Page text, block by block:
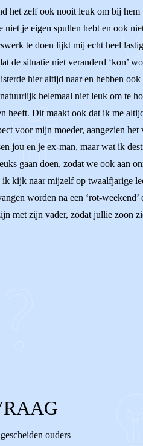
het zelf ook nooit leuk om bij
je eigen spullen hebt en ook
te doen lijkt mij echt heel
de situatie niet veranderd ‘kon’
hier altijd naar en hebben
helemaal niet leuk om te
heeft. Dit maakt ook dat ik me
voor mijn moeder, aangezien
jou en je ex-man, maar wat ik
gaan doen, zodat we ook aan
kijk naar mijzelf op twaalfjarige
worden na een ‘rot-
met zijn vader, zodat jullie zoon
ouders